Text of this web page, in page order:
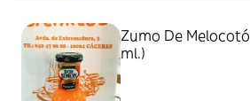
Zumo De
ml.)